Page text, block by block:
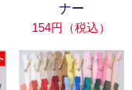
ナー
154円（税込）